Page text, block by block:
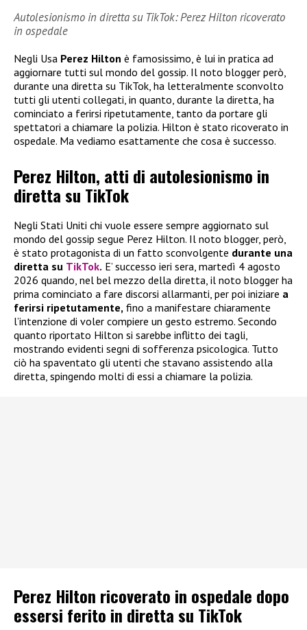
Autolesionismo in diretta su TikTok: Perez Hilton ricoverato
in ospedale
Negli Usa Perez Hilton è famosissimo, è lui in pratica ad
aggiornare tutti sul mondo del gossip. Il noto blogger però,
durante una diretta su TikTok, ha letteralmente sconvolto
tutti gli utenti collegati, in quanto, durante la diretta, ha
cominciato a ferirsi ripetutamente, tanto da portare gli
spettatori a chiamare la polizia. Hilton è stato ricoverato in
ospedale. Ma vediamo esattamente che cosa è successo.
Perez Hilton, atti di autolesionismo in
diretta su TikTok
Negli Stati Uniti chi vuole essere sempre aggiornato sul
mondo del gossip segue Perez Hilton. Il noto blogger, però,
è stato protagonista di un fatto sconvolgente durante una
diretta su TikTok. E’ successo ieri sera, martedì 4 agosto
2026 quando, nel bel mezzo della diretta, il noto blogger ha
prima cominciato a fare discorsi allarmanti, per poi iniziare a
ferirsi ripetutamente, fino a manifestare chiaramente
l’intenzione di voler compiere un gesto estremo. Secondo
quanto riportato Hilton si sarebbe inflitto dei tagli,
mostrando evidenti segni di sofferenza psicologica. Tutto
ciò ha spaventato gli utenti che stavano assistendo alla
diretta, spingendo molti di essi a chiamare la polizia.
Perez Hilton ricoverato in ospedale dopo
essersi ferito in diretta su TikTok